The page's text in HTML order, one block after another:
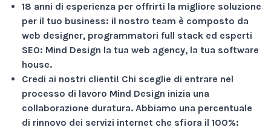
18 anni di esperienza per offrirti la migliore soluzione
per il tuo business: il nostro team è composto da
web designer, programmatori full stack ed esperti
SEO: Mind Design la tua web agency, la tua software
house.
Credi ai nostri clienti! Chi sceglie di entrare nel
processo di lavoro Mind Design inizia una
collaborazione duratura. Abbiamo una percentuale
di rinnovo dei servizi internet che sfiora il 100%: